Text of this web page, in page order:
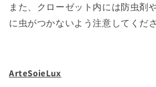
また、クローゼット内には防虫剤
に虫がつかないよう注意してくださ
ArteSoieLux